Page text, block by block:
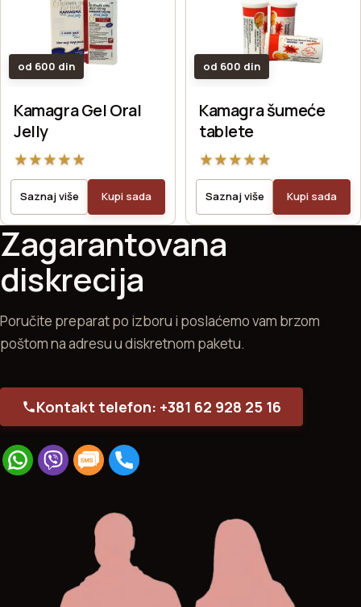
od 600 din
Kamagra Gel Oral
Jelly
★★★★★
Saznaj više Kupi sada
od 600 din
Kamagra šumeće
tablete
★★★★★
Saznaj više Kupi sada
Zagarantovana
diskrecija
Poručite preparat po izboru i poslaćemo vam brzom
poštom na adresu u diskretnom paketu.
Kontakt telefon: +381 62 928 25 16